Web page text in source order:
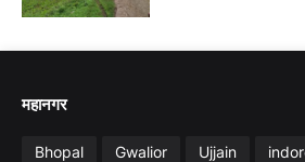
महानगर
Bhopal Gwalior Ujjain